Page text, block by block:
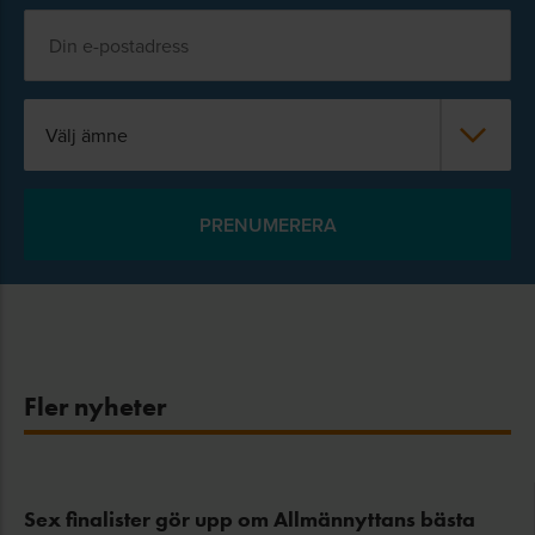
Välj ämne
Fler nyheter
Sex finalister gör upp om Allmännyttans bästa